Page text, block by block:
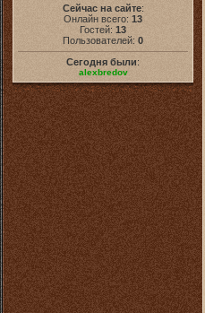
Сейчас на сайте:
Онлайн всего: 13
Гостей: 13
Пользователей: 0
Сегодня были:
alexbredov